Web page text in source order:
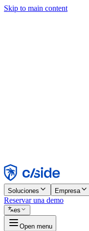
Skip to main content
Rechazar
Soluciones Empresa
Reservar una demo
es
Open menu